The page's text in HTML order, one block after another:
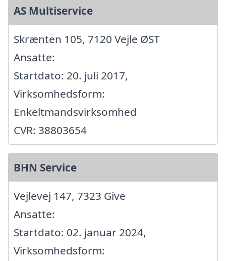
AS Multiservice
Skrænten 105, 7120 Vejle ØST
Ansatte:
Startdato: 20. juli 2017,
Virksomhedsform:
Enkeltmandsvirksomhed
CVR: 38803654
BHN Service
Vejlevej 147, 7323 Give
Ansatte:
Startdato: 02. januar 2024,
Virksomhedsform: